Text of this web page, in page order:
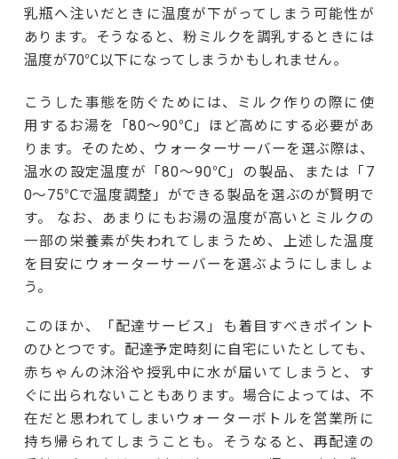
乳瓶へ注いだときに温度が下がってしまう可能性が
あります。そうなると、粉ミルクを調乳するときには
温度が70℃以下になってしまうかもしれません。
こうした事態を防ぐためには、ミルク作りの際に使
用するお湯を「80～90℃」ほど高めにする必要があ
ります。そのため、ウォーターサーバーを選ぶ際は、
温水の設定温度が「80～90℃」の製品、または「7
0〜75℃で温度調整」ができる製品を選ぶのが賢明で
す。 なお、あまりにもお湯の温度が高いとミルクの
一部の栄養素が失われてしまうため、上述した温度
を目安にウォーターサーバーを選ぶようにしましょ
う。
このほか、「配達サービス」も着目すべきポイント
のひとつです。配達予定時刻に自宅にいたとしても、
赤ちゃんの沐浴や授乳中に水が届いてしまうと、す
ぐに出られないこともあります。場合によっては、不
在だと思われてしまいウォーターボトルを営業所に
持ち帰られてしまうことも。そうなると、再配達の